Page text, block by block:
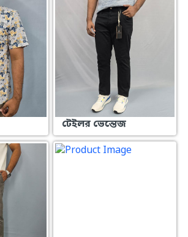
টেইলর ভেন্তেজ